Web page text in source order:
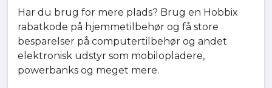
Har du brug for mere plads? Brug en Hobbix
rabatkode på hjemmetilbehør og få store
besparelser på computertilbehør og andet
elektronisk udstyr som mobilopladere,
powerbanks og meget mere.